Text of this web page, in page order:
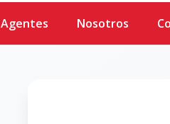
Agentes Nosotros